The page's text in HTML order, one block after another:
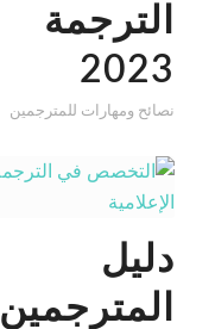
الترجمة
2023
نصائح ومهارات للمترجمين
دليل
المترجمين